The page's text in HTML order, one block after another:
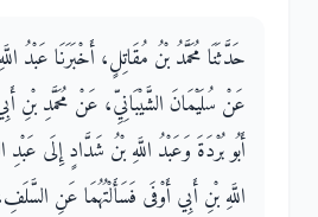
حَدَّثَنَا مُحَمَّدُ بْنُ مُقَاتِلٍ، أَخْبَرَنَا عَبْدُ
عَنْ سُلَيْمَانَ الشَّيْبَانِيِّ، عَنْ مُحَمَّدِ بْنِ
أَبُو بُرْدَةَ وَعَبْدُ اللَّهِ بْنُ شَدَّادٍ إِلَى
اللَّهِ بْنِ أَبِي أَوْفَى فَسَأَلْتُهُمَا عَنِ